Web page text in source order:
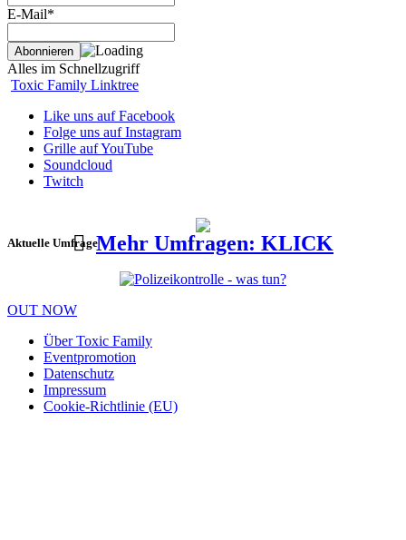
E-Mail*
Alles im Schnellzugriff
Toxic Family Linktree
Like uns auf Facebook
Folge uns auf Instagram
Grille auf YouTube
Soundcloud
Twitch
Aktuelle UmfrageMehr Umfragen: KLICK
OUT NOW
Über Toxic Family
Eventpromotion
Datenschutz
Impressum
Cookie-Richtlinie (EU)